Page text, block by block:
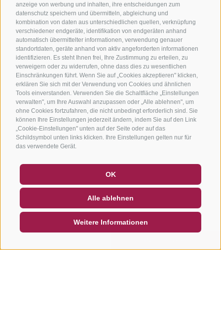
anzeige von werbung und inhalten, ihre entscheidungen zum
datenschutz speichern und übermitteln, abgleichung und
kombination von daten aus unterschiedlichen quellen, verknüpfung
verschiedener endgeräte, identifikation von endgeräten anhand
automatisch übermittelter informationen, verwendung genauer
standortdaten, geräte anhand von aktiv angeforderten informationen
identifizieren. Es steht Ihnen frei, Ihre Zustimmung zu erteilen, zu
verweigern oder zu widerrufen, ohne dass dies zu wesentlichen
Einschränkungen führt. Wenn Sie auf „Cookies akzeptieren" klicken,
erklären Sie sich mit der Verwendung von Cookies und ähnlichen
Tools einverstanden. Verwenden Sie die Schaltfläche „Einstellungen
verwalten", um Ihre Auswahl anzupassen oder „Alle ablehnen", um
ohne Cookies fortzufahren, die nicht unbedingt erforderlich sind. Sie
können Ihre Einstellungen jederzeit ändern, indem Sie auf den Link
„Cookie-Einstellungen" unten auf der Seite oder auf das
Schildsymbol unten links klicken. Ihre Einstellungen gelten nur für
das verwendete Gerät.
OK
Alle ablehnen
Weitere Informationen
NEWSLETTER
SOCIAL WALL WETTER